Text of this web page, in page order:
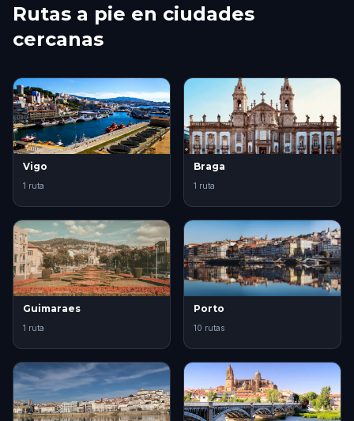
Rutas a pie en ciudades
cercanas
Vigo
1 ruta
Braga
1 ruta
Guimaraes
1 ruta
Porto
10 rutas